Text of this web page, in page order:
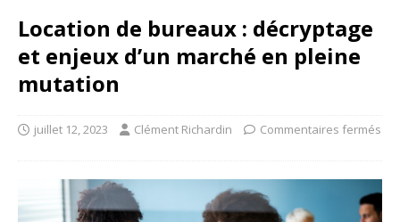
Location de bureaux : décryptage
et enjeux d’un marché en pleine
mutation
juillet 12, 2023 Clément Richardin Commentaires fermés